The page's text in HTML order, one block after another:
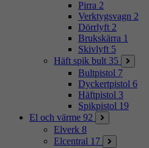
Pirra 2
Verktygsvagn 2
Dörrlyft 2
Brukskärra 1
Skivlyft 5
Häft spik bult 35
Bultpistol 7
Dyckertpistol 6
Häftpistol 3
Spikpistol 19
El och värme 92
Elverk 8
Elcentral 17